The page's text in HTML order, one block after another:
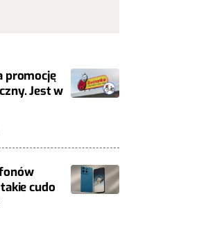
promocję
Jest w
cudo